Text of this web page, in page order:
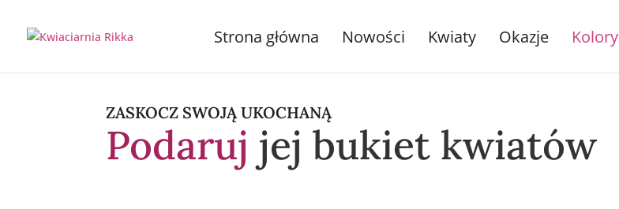
Strona główna Nowości Kwiaty Okazje Kolory
ZASKOCZ SWOJĄ UKOCHANĄ
Podaruj jej bukiet kwiatów